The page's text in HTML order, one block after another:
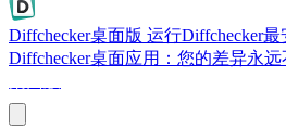
Diffchecker桌面版 运行Diffchecker
Diffchecker桌面应用：您的差异永远